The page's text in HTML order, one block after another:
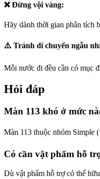
❌ Đừng vội vàng:
Hãy dành thời gian phân tích
⚠️ Tránh di chuyển ngẫu
Mỗi nước đi đều cần có mục
Hỏi đáp
Màn 113 khó ở mức
Màn 113 thuộc nhóm Simple
Có cần vật phẩm hỗ
Dù vật phẩm hỗ trợ có thể